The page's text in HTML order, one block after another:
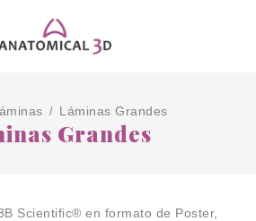
/ Láminas Grandes
Grandes
Scientific® en formato de Poster,